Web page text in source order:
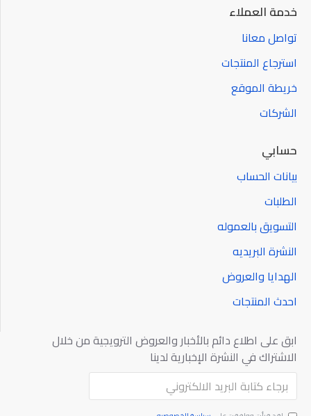
خدمة العملاء
تواصل معانا
استرجاع المنتجات
خريطة الموقع
الشركات
حسابي
بيانات الحساب
الطلبات
التسويق بالعموله
النشرة البريديه
الهدايا والعروض
احدث المنتجات
ابق على اطلاع دائم بالأخبار والعروض الترويجية من خلال
الاشتراك في النشرة الإخبارية لدينا